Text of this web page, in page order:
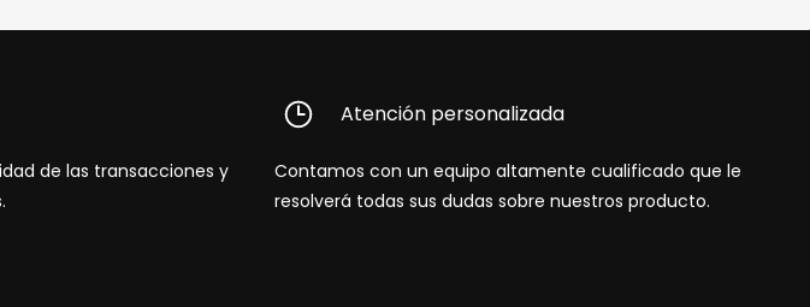
de las transacciones y
Atención personalizada
Contamos con un equipo altamente cualificado que le
resolverá todas sus dudas sobre nuestros producto.